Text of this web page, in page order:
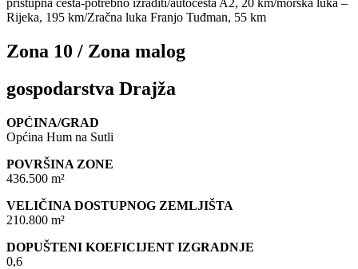
pristupna cesta-potrebno izraditi/autocesta A2, 20 km/morska luka –
Rijeka, 195 km/Zračna luka Franjo Tuđman, 55 km
Zona 10 / Zona malog
gospodarstva Drajža
OPĆINA/GRAD
Općina Hum na Sutli
POVRŠINA ZONE
436.500 m²
VELIČINA DOSTUPNOG ZEMLJIŠTA
210.800 m²
DOPUŠTENI KOEFICIJENT IZGRADNJE
0,6